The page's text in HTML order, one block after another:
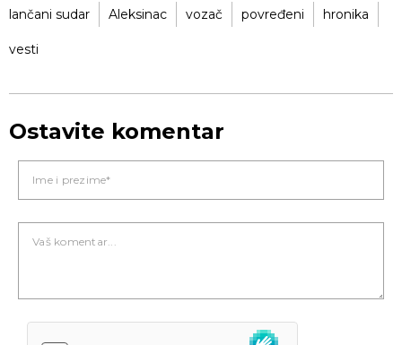
lančani sudar
Aleksinac vozač povređeni hronika
vesti
Ostavite komentar